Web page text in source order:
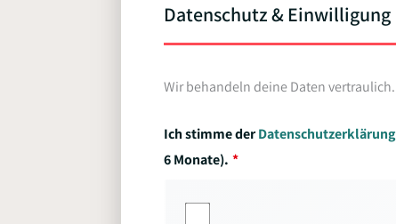
Datenschutz & Einwilligung
Wir behandeln deine Daten vertraulich.
Ich stimme derDatenschutzerklärung
6 Monate).